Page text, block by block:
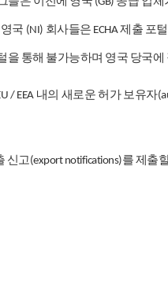
영국 (NI) 회사들은 ECHA제출 포
을 통해 불가능하며 영국 당국에
/ EEA 내의 새로운허가 보유자
신고 (export notifications)를제출